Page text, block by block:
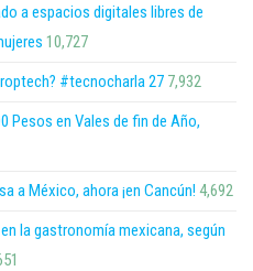
a espacios digitales libres de
10,727
#tecnocharla 27 7,932
Pesos en Vales de fin de Año,
a México, ahora ¡en Cancún! 4,692
la gastronomía mexicana, según